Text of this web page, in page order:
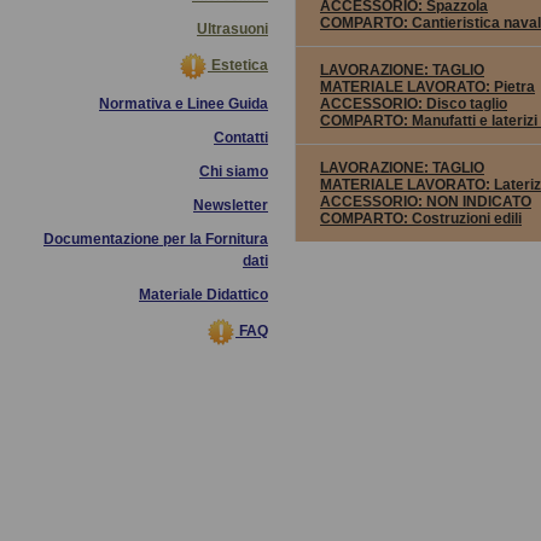
Ultrasuoni
Estetica
Normativa e Linee Guida
Contatti
Chi siamo
Newsletter
Documentazione per la Fornitura
dati
Materiale Didattico
FAQ
ACCESSORIO: Spazzola
COMPARTO: Cantieristica
LAVORAZIONE: TAGLIO
MATERIALE LAVORATO: Pietra
ACCESSORIO: Disco taglio
COMPARTO: Manufatti e laterizi
LAVORAZIONE: TAGLIO
MATERIALE LAVORATO:
ACCESSORIO: NON INDICATO
COMPARTO: Costruzioni edili